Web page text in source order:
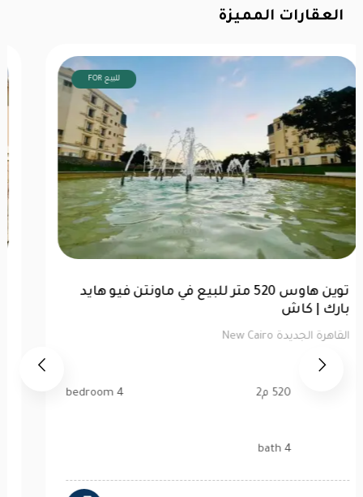
العقارات المميزة
FOR للبيع
توين هاوس 520 متر للبيع في ماونتن فيو هايد
بارك | كاش
القاهرة الجديدة New Cairo
520 م2 4 bedroom
4 bath